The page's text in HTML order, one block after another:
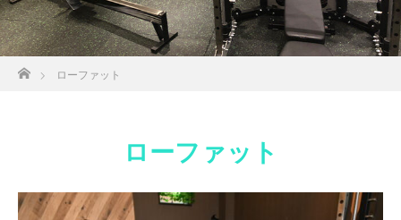
ローファット
ローファット